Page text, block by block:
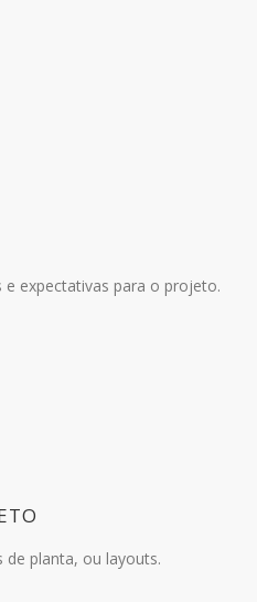
e expectativas para o projeto.
de planta, ou layouts.